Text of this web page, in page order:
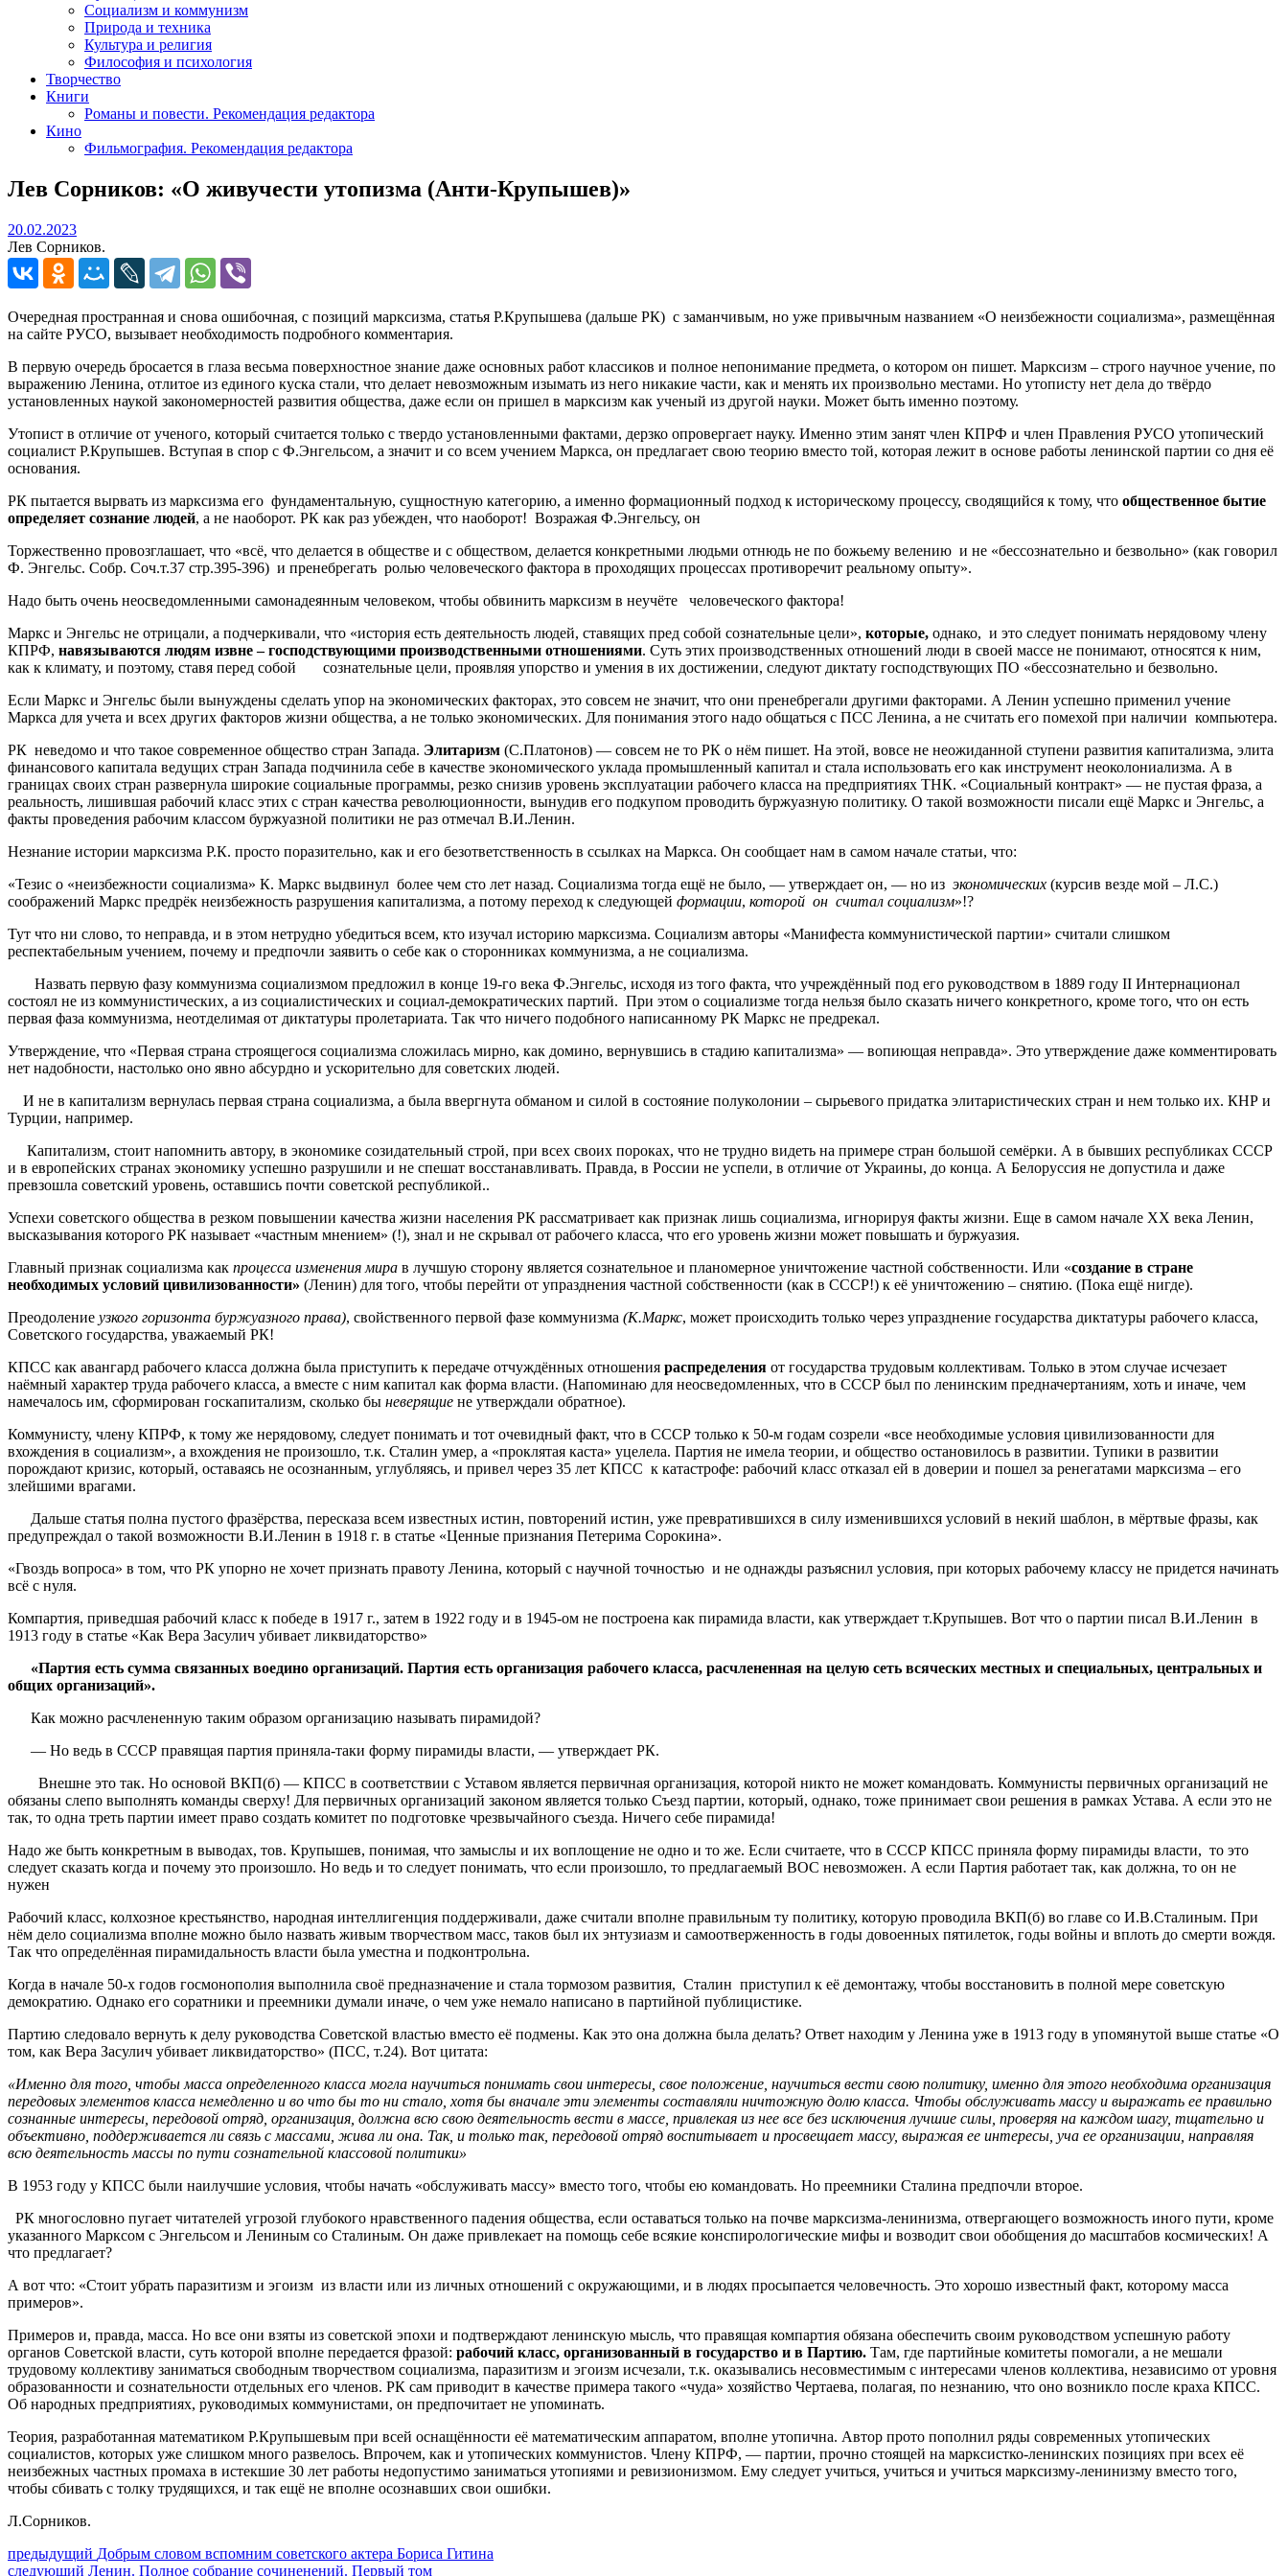
Социализм и коммунизм
Природа и техника
Культура и религия
Философия и психология
Творчество
Книги
Романы и повести. Рекомендация редактора
Кино
Фильмография. Рекомендация редактора
Лев Сорников: «О живучести утопизма (Анти-Крупышев)»
20.02.202320.02.2023
Лев Сорников.
Очередная пространная и снова ошибочная, с позиций марксизма, статья Р.Крупышева (дальше РК) с заманчивым, но уже привычным названием «О неизбежности социализма», размещённая
на сайте РУСО, вызывает необходимость подробного комментария.
В первую очередь бросается в глаза весьма поверхностное знание даже основных работ классиков и полное непонимание предмета, о котором он пишет. Марксизм – строго научное учение, по
выражению Ленина, отлитое из единого куска стали, что делает невозможным изымать из него никакие части, как и менять их произвольно местами. Но утописту нет дела до твёрдо
установленных наукой закономерностей развития общества, даже если он пришел в марксизм как ученый из другой науки. Может быть именно поэтому.
Утопист в отличие от ученого, который считается только с твердо установленными фактами, дерзко опровергает науку. Именно этим занят член КПРФ и член Правления РУСО утопический
социалист Р.Крупышев. Вступая в спор с Ф.Энгельсом, а значит и со всем учением Маркса, он предлагает свою теорию вместо той, которая лежит в основе работы ленинской партии со дня её
основания.
РК пытается вырвать из марксизма его фундаментальную, сущностную категорию, а именно формационный подход к историческому процессу, сводящийся к тому, что общественное бытие
определяет сознание людей, а не наоборот. РК как раз убежден, что наоборот! Возражая Ф.Энгельсу, он
Торжественно провозглашает, что «всё, что делается в обществе и с обществом, делается конкретными людьми отнюдь не по божьему велению и не «бессознательно и безвольно» (как говорил
Ф. Энгельс. Собр. Соч.т.37 стр.395-396) и пренебрегать ролью человеческого фактора в проходящих процессах противоречит реальному опыту».
Надо быть очень неосведомленными самонадеянным человеком, чтобы обвинить марксизм в неучёте человеческого фактора!
Маркс и Энгельс не отрицали, а подчеркивали, что «история есть деятельность людей, ставящих пред собой сознательные цели», которые, однако, и это следует понимать нерядовому члену
КПРФ, навязываются людям извне – господствующими производственными отношениями. Суть этих производственных отношений люди в своей массе не понимают, относятся к ним,
как к климату, и поэтому, ставя перед собой сознательные цели, проявляя упорство и умения в их достижении, следуют диктату господствующих ПО «бессознательно и безвольно.
Если Маркс и Энгельс были вынуждены сделать упор на экономических факторах, это совсем не значит, что они пренебрегали другими факторами. А Ленин успешно применил учение
Маркса для учета и всех других факторов жизни общества, а не только экономических. Для понимания этого надо общаться с ПСС Ленина, а не считать его помехой при наличии компьютера.
РК неведомо и что такое современное общество стран Запада. Элитаризм (С.Платонов) — совсем не то РК о нём пишет. На этой, вовсе не неожиданной ступени развития капитализма, элита
финансового капитала ведущих стран Запада подчинила себе в качестве экономического уклада промышленный капитал и стала использовать его как инструмент неоколониализма. А в
границах своих стран развернула широкие социальные программы, резко снизив уровень эксплуатации рабочего класса на предприятиях ТНК. «Социальный контракт» — не пустая фраза, а
реальность, лишившая рабочий класс этих с стран качества революционности, вынудив его подкупом проводить буржуазную политику. О такой возможности писали ещё Маркс и Энгельс, а
факты проведения рабочим классом буржуазной политики не раз отмечал В.И.Ленин.
Незнание истории марксизма Р.К. просто поразительно, как и его безответственность в ссылках на Маркса. Он сообщает нам в самом начале статьи, что:
«Тезис о «неизбежности социализма» К. Маркс выдвинул более чем сто лет назад. Социализма тогда ещё не было, — утверждает он, — но из экономических (курсив везде мой – Л.С.)
соображений Маркс предрёк неизбежность разрушения капитализма, а потому переход к следующей формации, которой он считал социализм»!?
Тут что ни слово, то неправда, и в этом нетрудно убедиться всем, кто изучал историю марксизма. Социализм авторы «Манифеста коммунистической партии» считали слишком
респектабельным учением, почему и предпочли заявить о себе как о сторонниках коммунизма, а не социализма.
Назвать первую фазу коммунизма социализмом предложил в конце 19-го века Ф.Энгельс, исходя из того факта, что учреждённый под его руководством в 1889 году II Интернационал
состоял не из коммунистических, а из социалистических и социал-демократических партий. При этом о социализме тогда нельзя было сказать ничего конкретного, кроме того, что он есть
первая фаза коммунизма, неотделимая от диктатуры пролетариата. Так что ничего подобного написанному РК Маркс не предрекал.
Утверждение, что «Первая страна строящегося социализма сложилась мирно, как домино, вернувшись в стадию капитализма» — вопиющая неправда». Это утверждение даже комментировать
нет надобности, настолько оно явно абсурдно и ускорительно для советских людей.
И не в капитализм вернулась первая страна социализма, а была ввергнута обманом и силой в состояние полуколонии – сырьевого придатка элитаристических стран и нем только их. КНР и
Турции, например.
Капитализм, стоит напомнить автору, в экономике созидательный строй, при всех своих пороках, что не трудно видеть на примере стран большой семёрки. А в бывших республиках СССР
и в европейских странах экономику успешно разрушили и не спешат восстанавливать. Правда, в России не успели, в отличие от Украины, до конца. А Белоруссия не допустила и даже
превзошла советский уровень, оставшись почти советской республикой..
Успехи советского общества в резком повышении качества жизни населения РК рассматривает как признак лишь социализма, игнорируя факты жизни. Еще в самом начале ХХ века Ленин,
высказывания которого РК называет «частным мнением» (!), знал и не скрывал от рабочего класса, что его уровень жизни может повышать и буржуазия.
Главный признак социализма как процесса изменения мира в лучшую сторону является сознательное и планомерное уничтожение частной собственности. Или «создание в стране
необходимых условий цивилизованности» (Ленин) для того, чтобы перейти от упразднения частной собственности (как в СССР!) к её уничтожению – снятию. (Пока ещё нигде).
Преодоление узкого горизонта буржуазного права), свойственного первой фазе коммунизма (К.Маркс, может происходить только через упразднение государства диктатуры рабочего класса,
Советского государства, уважаемый РК!
КПСС как авангард рабочего класса должна была приступить к передаче отчуждённых отношения распределения от государства трудовым коллективам. Только в этом случае исчезает
наёмный характер труда рабочего класса, а вместе с ним капитал как форма власти. (Напоминаю для неосведомленных, что в СССР был по ленинским предначертаниям, хоть и иначе, чем
намечалось им, сформирован госкапитализм, сколько бы неверящие не утверждали обратное).
Коммунисту, члену КПРФ, к тому же нерядовому, следует понимать и тот очевидный факт, что в СССР только к 50-м годам созрели «все необходимые условия цивилизованности для
вхождения в социализм», а вхождения не произошло, т.к. Сталин умер, а «проклятая каста» уцелела. Партия не имела теории, и общество остановилось в развитии. Тупики в развитии
порождают кризис, который, оставаясь не осознанным, углубляясь, и привел через 35 лет КПСС к катастрофе: рабочий класс отказал ей в доверии и пошел за ренегатами марксизма – его
злейшими врагами.
Дальше статья полна пустого фразёрства, пересказа всем известных истин, повторений истин, уже превратившихся в силу изменившихся условий в некий шаблон, в мёртвые фразы, как
предупреждал о такой возможности В.И.Ленин в 1918 г. в статье «Ценные признания Петерима Сорокина».
«Гвоздь вопроса» в том, что РК упорно не хочет признать правоту Ленина, который с научной точностью и не однажды разъяснил условия, при которых рабочему классу не придется начинать
всё с нуля.
Компартия, приведшая рабочий класс к победе в 1917 г., затем в 1922 году и в 1945-ом не построена как пирамида власти, как утверждает т.Крупышев. Вот что о партии писал В.И.Ленин в
1913 году в статье «Как Вера Засулич убивает ликвидаторство»
«Партия есть сумма связанных воедино организаций. Партия есть организация рабочего класса, расчлененная на целую сеть всяческих местных и специальных, центральных и
общих организаций».
Как можно расчлененную таким образом организацию называть пирамидой?
— Но ведь в СССР правящая партия приняла-таки форму пирамиды власти, — утверждает РК.
Внешне это так. Но основой ВКП(б) — КПСС в соответствии с Уставом является первичная организация, которой никто не может командовать. Коммунисты первичных организаций не
обязаны слепо выполнять команды сверху! Для первичных организаций законом является только Съезд партии, который, однако, тоже принимает свои решения в рамках Устава. А если это не
так, то одна треть партии имеет право создать комитет по подготовке чрезвычайного съезда. Ничего себе пирамида!
Надо же быть конкретным в выводах, тов. Крупышев, понимая, что замыслы и их воплощение не одно и то же. Если считаете, что в СССР КПСС приняла форму пирамиды власти, то это
следует сказать когда и почему это произошло. Но ведь и то следует понимать, что если произошло, то предлагаемый ВОС невозможен. А если Партия работает так, как должна, то он не
нужен
Рабочий класс, колхозное крестьянство, народная интеллигенция поддерживали, даже считали вполне правильным ту политику, которую проводила ВКП(б) во главе со И.В.Сталиным. При
нём дело социализма вполне можно было назвать живым творчеством масс, таков был их энтузиазм и самоотверженность в годы довоенных пятилеток, годы войны и вплоть до смерти вождя.
Так что определённая пирамидальность власти была уместна и подконтрольна.
Когда в начале 50-х годов госмонополия выполнила своё предназначение и стала тормозом развития, Сталин приступил к её демонтажу, чтобы восстановить в полной мере советскую
демократию. Однако его соратники и преемники думали иначе, о чем уже немало написано в партийной публицистике.
Партию следовало вернуть к делу руководства Советской властью вместо её подмены. Как это она должна была делать? Ответ находим у Ленина уже в 1913 году в упомянутой выше статье «О
том, как Вера Засулич убивает ликвидаторство» (ПСС, т.24). Вот цитата:
«Именно для того, чтобы масса определенного класса могла научиться понимать свои интересы, свое положение, научиться вести свою политику, именно для этого необходима организация
передовых элементов класса немедленно и во что бы то ни стало, хотя бы вначале эти элементы составляли ничтожную долю класса. Чтобы обслуживать массу и выражать ее правильно
сознанные интересы, передовой отряд, организация, должна всю свою деятельность вести в массе, привлекая из нее все без исключения лучшие силы, проверяя на каждом шагу, тщательно и
объективно, поддерживается ли связь с массами, жива ли она. Так, и только так, передовой отряд воспитывает и просвещает массу, выражая ее интересы, уча ее организации, направляя
всю деятельность массы по пути сознательной классовой политики»
В 1953 году у КПСС были наилучшие условия, чтобы начать «обслуживать массу» вместо того, чтобы ею командовать. Но преемники Сталина предпочли второе.
РК многословно пугает читателей угрозой глубокого нравственного падения общества, если оставаться только на почве марксизма-ленинизма, отвергающего возможность иного пути, кроме
указанного Марксом с Энгельсом и Лениным со Сталиным. Он даже привлекает на помощь себе всякие конспирологические мифы и возводит свои обобщения до масштабов космических! А
что предлагает?
А вот что: «Стоит убрать паразитизм и эгоизм из власти или из личных отношений с окружающими, и в людях просыпается человечность. Это хорошо известный факт, которому масса
примеров».
Примеров и, правда, масса. Но все они взяты из советской эпохи и подтверждают ленинскую мысль, что правящая компартия обязана обеспечить своим руководством успешную работу
органов Советской власти, суть которой вполне передается фразой: рабочий класс, организованный в государство и в Партию. Там, где партийные комитеты помогали, а не мешали
трудовому коллективу заниматься свободным творчеством социализма, паразитизм и эгоизм исчезали, т.к. оказывались несовместимым с интересами членов коллектива, независимо от уровня
образованности и сознательности отдельных его членов. РК сам приводит в качестве примера такого «чуда» хозяйство Чертаева, полагая, по незнанию, что оно возникло после краха КПСС.
Об народных предприятиях, руководимых коммунистами, он предпочитает не упоминать.
Теория, разработанная математиком Р.Крупышевым при всей оснащённости её математическим аппаратом, вполне утопична. Автор прото пополнил ряды современных утопических
социалистов, которых уже слишком много развелось. Впрочем, как и утопических коммунистов. Члену КПРФ, — партии, прочно стоящей на марксистко-ленинских позициях при всех её
неизбежных частных промаха в истекшие 30 лет работы недопустимо заниматься утопиями и ревизионизмом. Ему следует учиться, учиться и учиться марксизму-ленинизму вместо того,
чтобы сбивать с толку трудящихся, и так ещё не вполне осознавших свои ошибки.
Л.Сорников.
Навигация
предыдущий Предыдущий
пост:
Добрым словом вспомним советского актера Бориса Гитина
следующий Следующее
Ленин. Полное собрание сочиненений. Первый том